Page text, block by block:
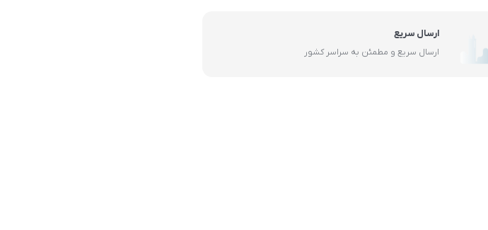
توستر
ارسال سریع
ارسال سریع و مطمئن به سراسر کشور